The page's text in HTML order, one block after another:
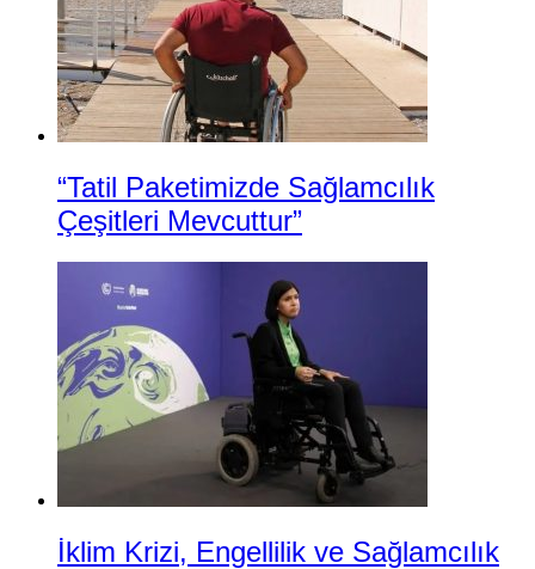
“Tatil Paketimizde Sağlamcılık
Çeşitleri Mevcuttur”
İklim Krizi, Engellilik ve Sağlamcılık